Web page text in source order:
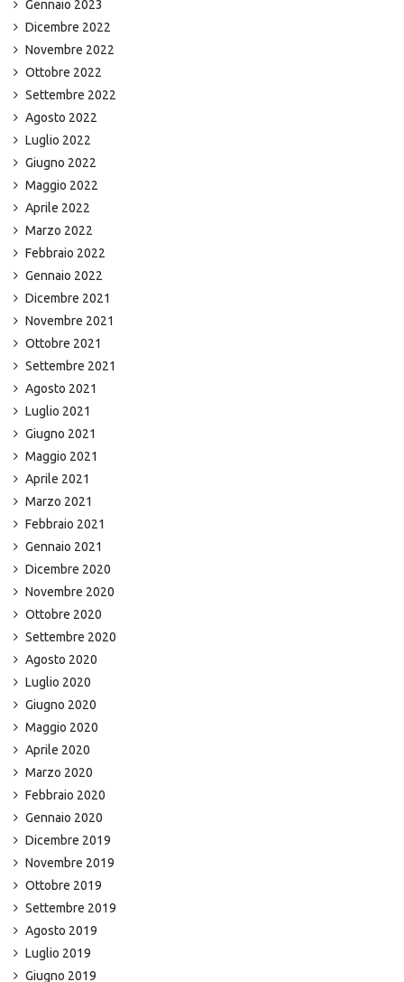
Gennaio 2023
Dicembre 2022
Novembre 2022
Ottobre 2022
Settembre 2022
Agosto 2022
Luglio 2022
Giugno 2022
Maggio 2022
Aprile 2022
Marzo 2022
Febbraio 2022
Gennaio 2022
Dicembre 2021
Novembre 2021
Ottobre 2021
Settembre 2021
Agosto 2021
Luglio 2021
Giugno 2021
Maggio 2021
Aprile 2021
Marzo 2021
Febbraio 2021
Gennaio 2021
Dicembre 2020
Novembre 2020
Ottobre 2020
Settembre 2020
Agosto 2020
Luglio 2020
Giugno 2020
Maggio 2020
Aprile 2020
Marzo 2020
Febbraio 2020
Gennaio 2020
Dicembre 2019
Novembre 2019
Ottobre 2019
Settembre 2019
Agosto 2019
Luglio 2019
Giugno 2019